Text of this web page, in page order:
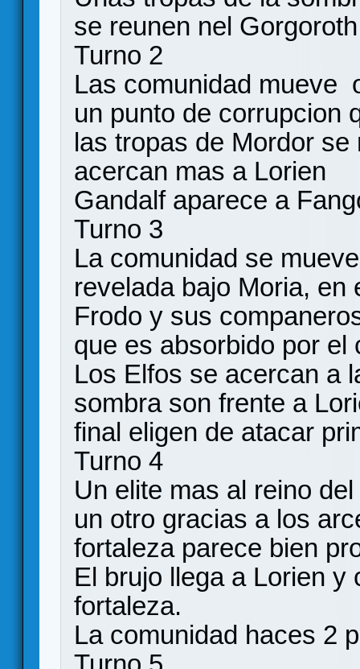
se reunen nel Gorgoroth
Turno 2
Las comunidad mueve
un punto de corrupcion
las tropas de Mordor
acercan mas a Lorien
Gandalf aparece a
Turno 3
La comunidad se
revelada bajo Moria, en
Frodo y sus
que es absorbido por el
Los Elfos se acercan a
sombra son frente a
final eligen de atacar
Turno 4
Un elite mas al reino
un otro gracias a los
fortaleza parece bien
El brujo llega a Lorien y
fortaleza.
La comunidad haces 2